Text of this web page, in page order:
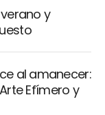
y
al amanecer:
Efímero y